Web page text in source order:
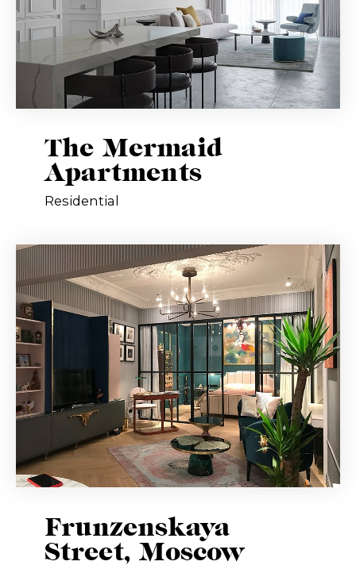
The Mermaid
Apartments
Residential
Frunzenskaya
Street, Moscow